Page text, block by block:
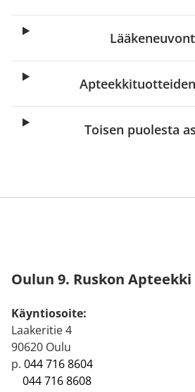
Toisen puolesta
Oulun 9. Ruskon Apteekki
Käyntiosoite:
Laakeritie 4
90620 Oulu
p. 044 716 8604
044 716 8608